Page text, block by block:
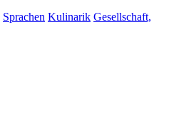
Sprachen Kulinarik Gesellschaft,